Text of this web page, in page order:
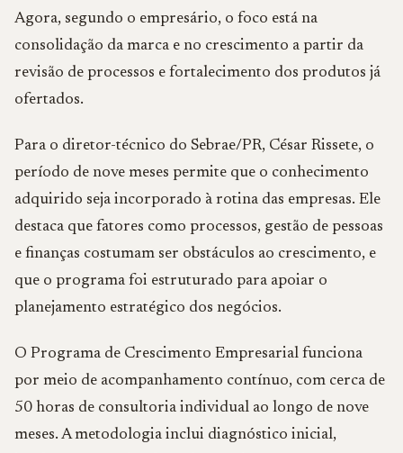
Agora, segundo o empresário, o foco está na
consolidação da marca e no crescimento a partir da
revisão de processos e fortalecimento dos produtos já
ofertados.
Para o diretor-técnico do Sebrae/PR, César Rissete, o
período de nove meses permite que o conhecimento
adquirido seja incorporado à rotina das empresas. Ele
destaca que fatores como processos, gestão de pessoas
e finanças costumam ser obstáculos ao crescimento, e
que o programa foi estruturado para apoiar o
planejamento estratégico dos negócios.
O Programa de Crescimento Empresarial funciona
por meio de acompanhamento contínuo, com cerca de
50 horas de consultoria individual ao longo de nove
meses. A metodologia inclui diagnóstico inicial,